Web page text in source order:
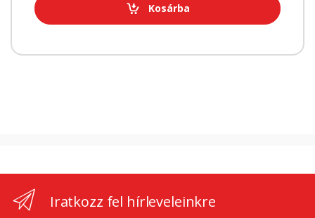
Kosárba
Iratkozz fel hírleveleinkre